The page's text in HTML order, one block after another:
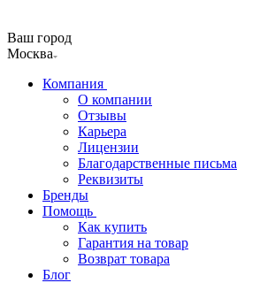
Ваш город
Москва
Компания
О компании
Отзывы
Карьера
Лицензии
Благодарственные письма
Реквизиты
Бренды
Помощь
Как купить
Гарантия на товар
Возврат товара
Блог